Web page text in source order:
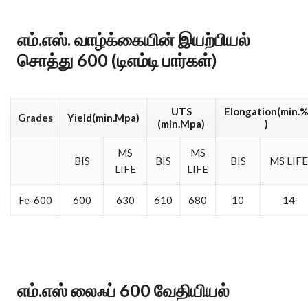
எம்.எஸ். வாழ்க்கையின் இயற்பியல்
சொத்து 600 (டிஎம்டி பார்கள்)
Grades Yield(min.Mpa)
UTS
(min.Mpa)
Elongation(min.%
)
BIS
MS
LIFE
BIS
MS
LIFE
BIS MS LIFE
Fe-600 600 630 610 680 10 14
எம்.எஸ் லைஃப் 600 வேதியியல்